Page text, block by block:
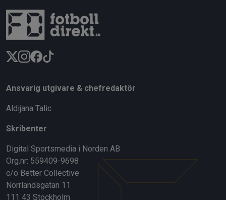
Ansvarig utgivare & chefredaktör
Aldijana Talic
Skribenter
Digital Sportsmedia i Norden AB
Org.nr: 559409-9698
c/o Better Collective
Norrlandsgatan 11
111 43 Stockholm